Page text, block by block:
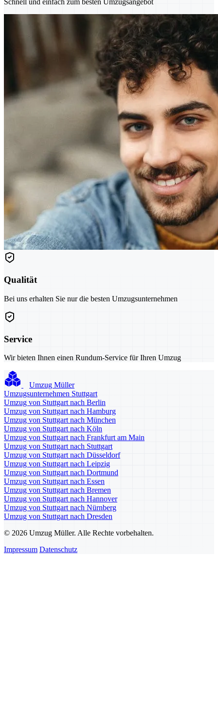
Schnell und einfach zum besten Umzugsangebot
Qualität
Bei uns erhalten Sie nur die besten Umzugsunternehmen
Service
Wir bieten Ihnen einen Rundum-Service für Ihren Umzug
Umzug Müller
Umzugsunternehmen Stuttgart
Umzug von Stuttgart nach Berlin
Umzug von Stuttgart nach Hamburg
Umzug von Stuttgart nach München
Umzug von Stuttgart nach Köln
Umzug von Stuttgart nach Frankfurt am Main
Umzug von Stuttgart nach Stuttgart
Umzug von Stuttgart nach Düsseldorf
Umzug von Stuttgart nach Leipzig
Umzug von Stuttgart nach Dortmund
Umzug von Stuttgart nach Essen
Umzug von Stuttgart nach Bremen
Umzug von Stuttgart nach Hannover
Umzug von Stuttgart nach Nürnberg
Umzug von Stuttgart nach Dresden
© 2026 Umzug Müller. Alle Rechte vorbehalten.
Impressum Datenschutz